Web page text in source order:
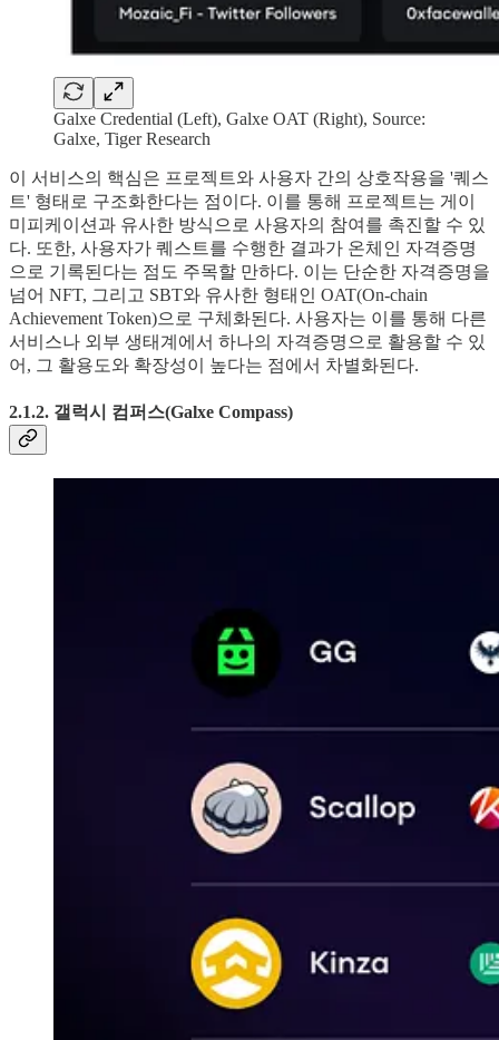
Galxe Credential (Left), Galxe OAT (Right), Source:
Galxe, Tiger Research
이 서비스의 핵심은 프로젝트와 사용자 간의 상호작용을 '퀘스
트' 형태로 구조화한다는 점이다. 이를 통해 프로젝트는 게이
미피케이션과 유사한 방식으로 사용자의 참여를 촉진할 수 있
다. 또한, 사용자가 퀘스트를 수행한 결과가 온체인 자격증명
으로 기록된다는 점도 주목할 만하다. 이는 단순한 자격증명을
넘어 NFT, 그리고 SBT와 유사한 형태인 OAT(On-chain
Achievement Token)으로 구체화된다. 사용자는 이를 통해 다른
서비스나 외부 생태계에서 하나의 자격증명으로 활용할 수 있
어, 그 활용도와 확장성이 높다는 점에서 차별화된다.
2.1.2. 갤럭시 컴퍼스(Galxe Compass)